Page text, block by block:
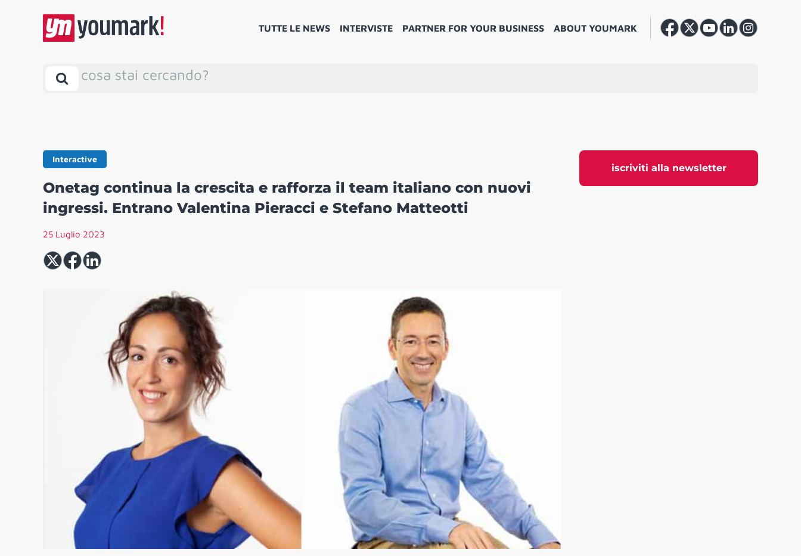
TUTTE LE NEWS INTERVISTE PARTNER FOR YOUR BUSINESS ABOUT YOUMARK
cosa stai cercando?
iscriviti alla newsletter
Interactive
Onetag continua la crescita e rafforza il team italiano con nuovi
ingressi. Entrano Valentina Pieracci e Stefano Matteotti
25 Luglio 2023